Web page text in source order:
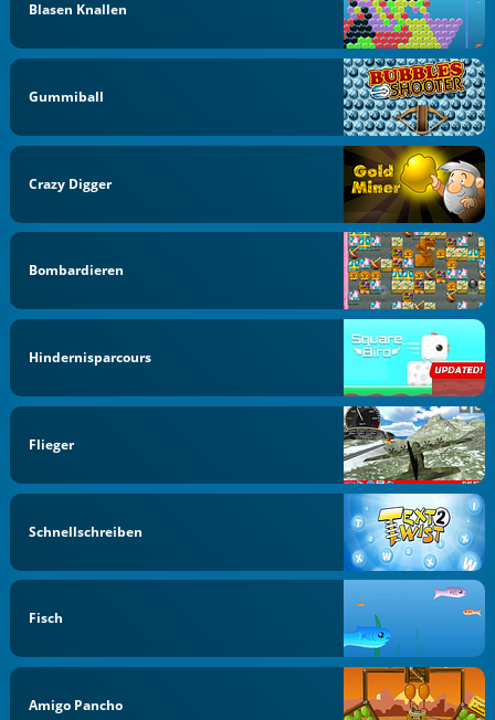
Blasen Knallen
Gummiball
Crazy Digger
Bombardieren
Hindernisparcours
Flieger
Schnellschreiben
Fisch
Amigo Pancho